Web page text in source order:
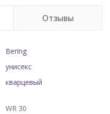
Отзывы
Bering
унисекс
кварцевый
WR 30